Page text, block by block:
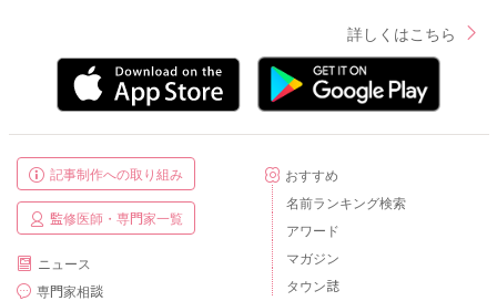
詳しくはこちら
記事制作への取り組み
監修医師・専門家一覧
ニュース
専門家相談
おすすめ
名前ランキング検索
アワード
マガジン
タウン誌